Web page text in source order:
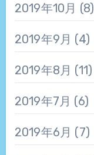
2019年10月 (8)
2019年9月 (4)
2019年8月 (11)
2019年7月 (6)
2019年6月 (7)